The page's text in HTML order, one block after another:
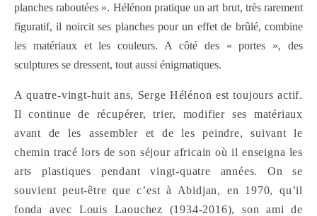
planches raboutées ». Hélénon pratique un art brut, très rarement
figuratif, il noircit ses planches pour un effet de brûlé, combine
les matériaux et les couleurs. A côté des « portes », des
sculptures se dressent, tout aussi énigmatiques.
A quatre-vingt-huit ans, Serge Hélénon est toujours actif.
Il continue de récupérer, trier, modifier ses matériaux
avant de les assembler et de les peindre, suivant le
chemin tracé lors de son séjour africain où il enseigna les
arts plastiques pendant vingt-quatre années. On se
souvient peut-être que c’est à Abidjan, en 1970, qu’il
fonda avec Louis Laouchez (1934-2016), son ami de